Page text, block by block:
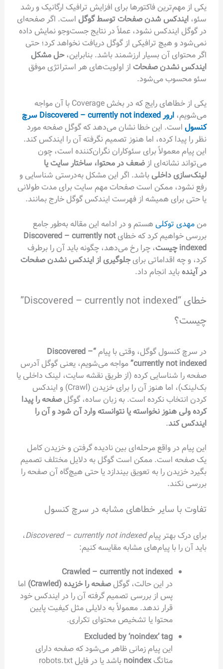
یکی از مهم‌ترین فاکتورها برای افزایش ترافیک ارگانیک و رشد
سئو، ایندکس شدن صفحات توسط گوگل است. اگر صفحه‌ای
در گوگل ایندکس نشود، عملاً در نتایج جست‌وجو نمایش داده
نمی‌شود و هیچ ترافیکی از گوگل دریافت نخواهد کرد؛ حتی
اگر محتوای آن بسیار ارزشمند باشد. بنابراین،حل مشکل
ایندکس نشدن صفحات از اولویت‌های هر استراتژی موفق
سئو محسوب می‌شود.
یکی از خطاهای رایج که در بخش Coverage با آن مواجه
می‌شویم،
ارور Discovered – currently not indexed سرچ
کنسولاست. این خطا نشان می‌دهد که گوگل صفحه مورد
نظر را پیدا کرده، اما هنوز تصمیم نگرفته آن را ایندکس کند.
این پیام معمولاً برای سئوکاران نگران‌کننده است، چون
می‌تواند نشانه‌ای ازضعف در محتوا، ساختار سایت یا
لینک‌سازی داخلی باشد. اگر این مشکل به‌درستی شناسایی و
رفع نشود، ممکن است صفحات مهم سایت برای مدت طولانی
یا حتی برای همیشه از فهرست ایندکس گوگل خارج بمانند.
من مهدی توکلیهستم و در ادامه این مقاله به‌طور جامع
بررسی خواهیم کرد که خطایDiscovered – currently not
indexed چیست
، چرا رخ می‌دهد، چگونه باید آن را برطرف
کرد، و چه اقداماتی برایجلوگیری از ایندکس نشدن صفحات
در آینده باید انجام داد.
خطای “Discovered – currently not indexed”
چیست؟
در سرچ کنسول گوگل، وقتی با پیام “Discovered –
currently not indexed” مواجه می‌شویم، یعنی گوگل آدرس
صفحه را شناسایی کرده (از طریق نقشه سایت، لینک داخلی یا
بک‌لینک)، اما هنوز آن را برای خزیدن (Crawl) و ایندکس
کردن انتخاب نکرده است. به زبان ساده، گوگل صفحه را پیدا
کرده ولی هنوز نخواسته یا نتوانسته وارد آن شود و آن را
ایندکس کند.
این پیام در واقع مرحله‌ای بین نادیده گرفتن و خزیدن کامل
یک صفحه است. ممکن است گوگل به دلایل مختلف تصمیم
بگیرد خزیدن را به تعویق بیندازد یا حتی هیچ‌گاه آن صفحه را
بررسی نکند.
تفاوت با سایر خطاهای مشابه در سرچ کنسول
برای درک بهتر پیامDiscovered – currently not indexed،
باید آن را با پیام‌های مشابه مقایسه کنیم:
Crawled – currently not indexed
در این حالت، گوگل صفحه را خزیده (Crawled)
اما
پس از بررسی تصمیم گرفته آن را در ایندکس خود
قرار ندهد. معمولاً به دلایلی مثل کیفیت پایین
محتوا یا تشخیص محتوای تکراری.
Excluded by ‘noindex’ tag
این پیام زمانی ظاهر می‌شود که صفحه دارای
متاتگnoindex
باشد یا در فایل robots.txt